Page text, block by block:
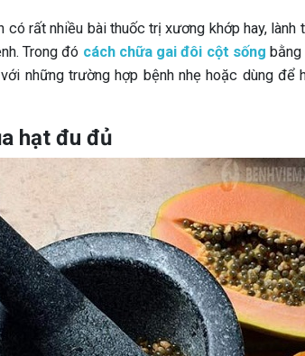
có rất nhiều bài thuốc trị xương khớp hay,
Trong đó cách chữa gai đôi cột sống bằng
những trường hợp bệnh nhẹ hoặc dùng
hạt đu đủ